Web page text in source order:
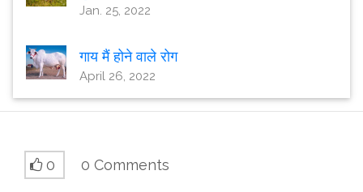
Jan. 25, 2022
गाय मैं होने वाले रोग
April 26, 2022
0 0 Comments